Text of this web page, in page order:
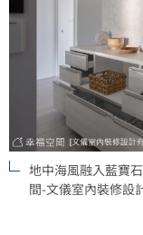
地中海風融入藍寶
間-文儀室內裝修設